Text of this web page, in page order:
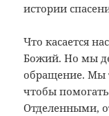
истории
Что касается
Божий. Но мы
обращение. Мы
чтобы
Отделенными,